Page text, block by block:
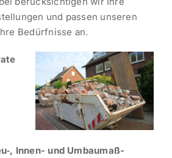
und passen unseren
Bedürf­nisse an.
Innen- und Umbau­maß­